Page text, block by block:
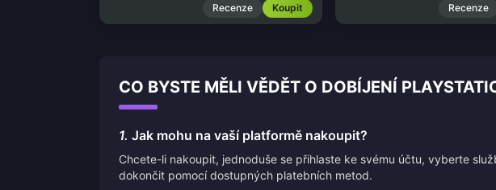
Recenze Koupit Recenze
CO BYSTE MĚLI VĚDĚT O DOBÍJENÍ
1. Jak mohu na vaší platformě nakoupit?
Chcete-li nakoupit, jednoduše se přihlaste ke svému účtu, vyberte
dokončit pomocí dostupných platebních metod.